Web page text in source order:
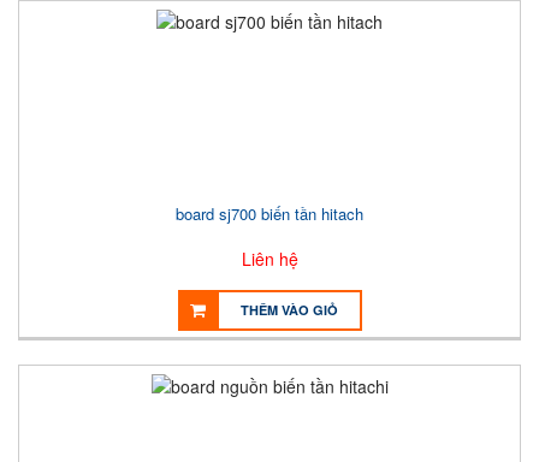
board sj700 biến tần hitach
Liên hệ
THÊM VÀO GIỎ